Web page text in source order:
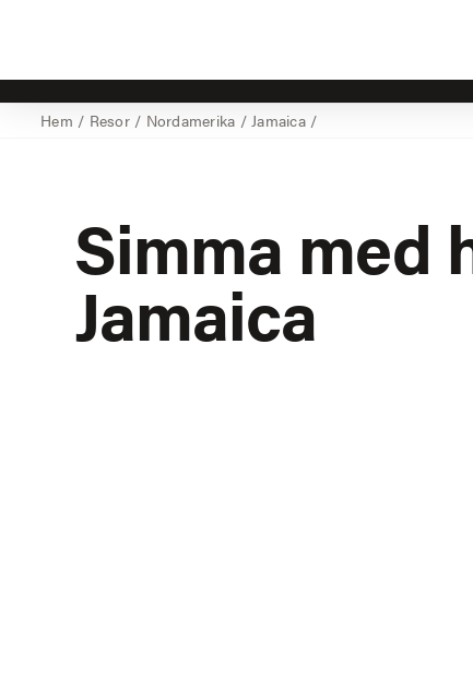
Hem / Resor/ Nordamerika / Jamaica/
Simma med
Jamaica